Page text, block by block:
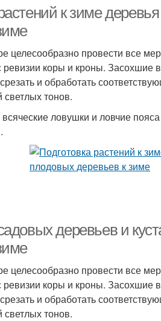
к зиме
целесообразно провести все
коры и кроны. Засохшие
и обработать
светлых тонов.
всяческие ловушки и ловчие
деревьев и
целесообразно провести все
коры и кроны. Засохшие
и обработать
светлых тонов.